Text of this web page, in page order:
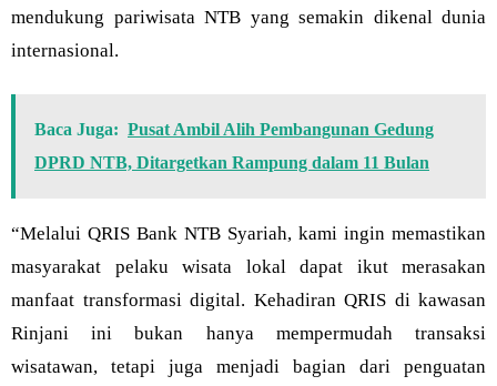
mendukung pariwisata NTB yang semakin dikenal dunia
internasional.
Baca Juga: Pusat Ambil Alih Pembangunan Gedung
DPRD NTB, Ditargetkan Rampung dalam 11 Bulan
“Melalui QRIS Bank NTB Syariah, kami ingin memastikan
masyarakat pelaku wisata lokal dapat ikut merasakan
manfaat transformasi digital. Kehadiran QRIS di kawasan
Rinjani ini bukan hanya mempermudah transaksi
wisatawan, tetapi juga menjadi bagian dari penguatan